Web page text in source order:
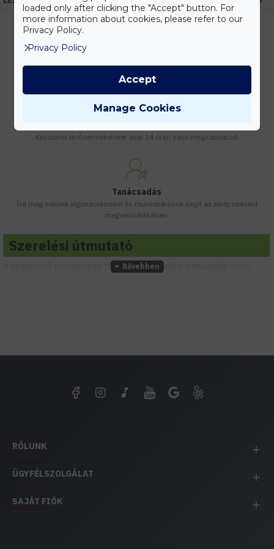
Vásárolj nagyobb mennyiségben és megadjuk a legjobb gyártói árakat.
Készleten lévő termékeinket akár 24 órán belül megkaphatod!
Tanácsadás
Írd meg nekünk elgondolásodat és munkatársunk segít az elképzeléseid
megvalósításában.
Szerelési útmutató
A szakszerű szereléshez töltsd le a szerelési útmutatót
RÓLUNK
ÜGYFÉLSZOLGÁLAT
SAJÁT FIÓK
loaded only after clicking the "Accept" button. For
more information about cookies, please refer to our
Privacy Policy.
Privacy Policy
Manage Cookies
Accept